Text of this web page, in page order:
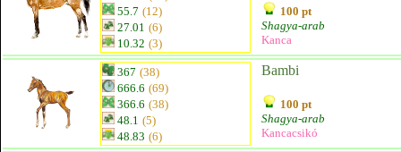
55.7 (12)
27.01 (6)
10.32 (3)
100 pt
Shagya-arab
Kanca
367 (38)
666.6 (69)
366.6 (38)
48.1 (5)
48.83 (6)
Bambi
100 pt
Shagya-arab
Kancacsikó